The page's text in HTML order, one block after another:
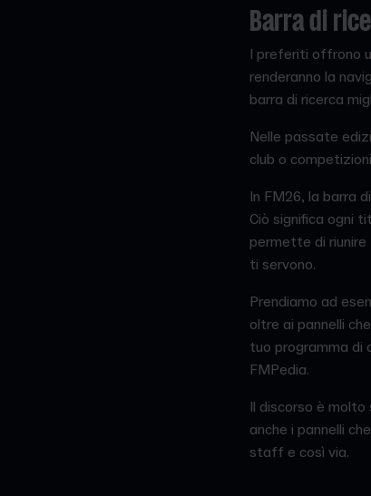
Barra di
I preferiti offrono
renderanno la
barra di ricerca
Nelle passate
club o
In FM26, la barra
Ciò significa ogni
permette di
ti servono.
Prendiamo ad
oltre ai pannelli
tuo programma di
FMPedia.
Il discorso è
anche i pannelli
staff e così via.